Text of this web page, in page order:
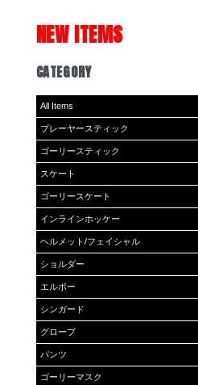
NEW ITEMS
CATEGORY
All Items
プレーヤースティック
ゴーリースティック
スケート
ゴーリースケート
インラインホッケー
ヘルメット/フェイシャル
ショルダー
エルボー
シンガード
グローブ
パンツ
ゴーリーマスク